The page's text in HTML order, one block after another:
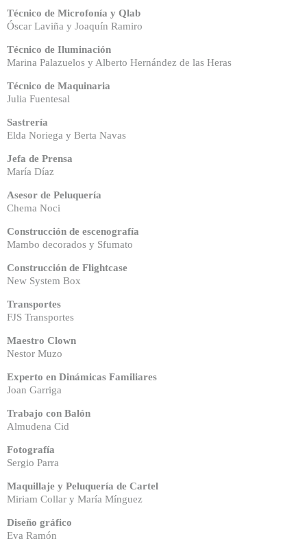
Técnico de Microfonía y Qlab
Óscar Laviña y Joaquín Ramiro
Técnico de Iluminación
Marina Palazuelos y Alberto Hernández de las Heras
Técnico de Maquinaria
Julia Fuentesal
Sastrería
Elda Noriega y Berta Navas
Jefa de Prensa
María Díaz
Asesor de Peluquería
Chema Noci
Construcción de escenografía
Mambo decorados y Sfumato
Construcción de Flightcase
New System Box
Transportes
FJS Transportes
Maestro Clown
Nestor Muzo
Experto en Dinámicas Familiares
Joan Garriga
Trabajo con Balón
Almudena Cid
Fotografía
Sergio Parra
Maquillaje y Peluquería de Cartel
Miriam Collar y María Mínguez
Diseño gráfico
Eva Ramón